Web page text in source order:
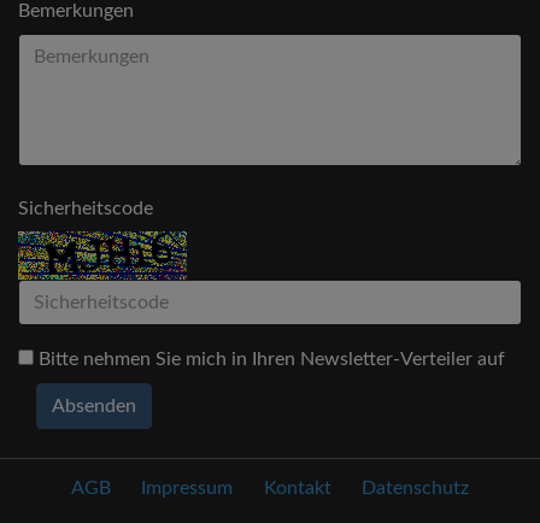
Bemerkungen
Sicherheitscode
Bitte nehmen Sie mich in Ihren Newsletter-Verteiler auf
Absenden
AGB Impressum Kontakt Datenschutz